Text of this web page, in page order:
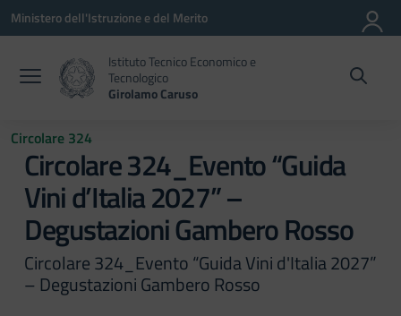
Vai ai contenuti
Vai al menu di navigazione
Vai al footer
Ministero dell'Istruzione e del Merito
Istituto Tecnico Economico e
Tecnologico
Girolamo Caruso
Circolare 324
Circolare 324_Evento “Guida
Vini d’Italia 2027” –
Degustazioni Gambero Rosso
Circolare 324_Evento “Guida Vini d'Italia 2027”
– Degustazioni Gambero Rosso